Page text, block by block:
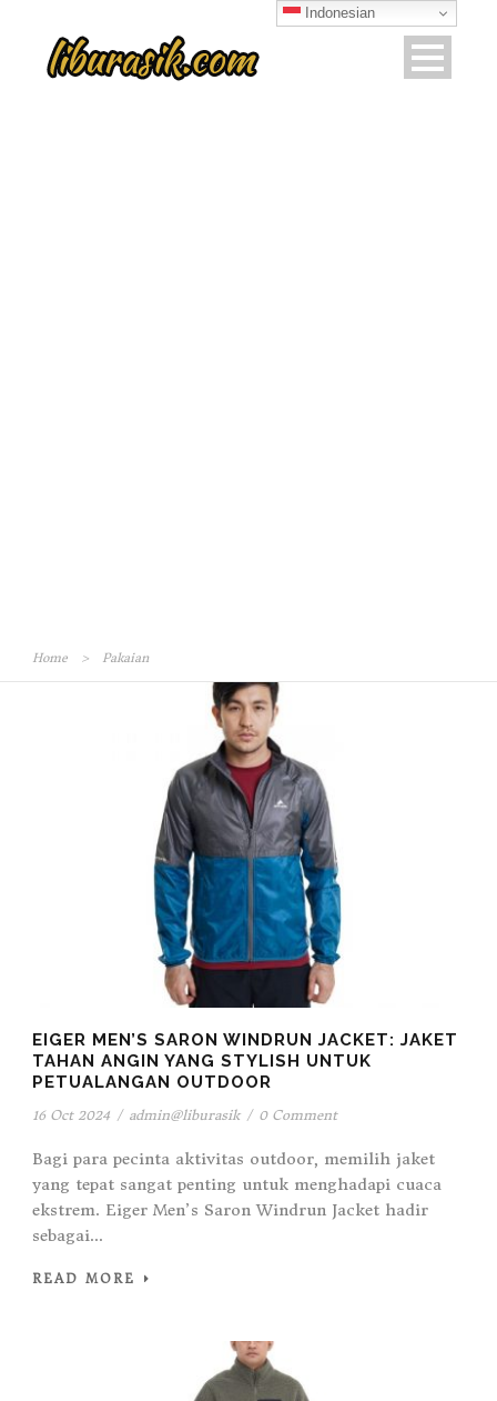
Home > Pakaian
EIGER MEN’S SARON WINDRUN JACKET: JAKET
TAHAN ANGIN YANG STYLISH UNTUK
PETUALANGAN OUTDOOR
16 Oct 2024 / admin@liburasik / 0 Comment
Bagi para pecinta aktivitas outdoor, memilih jaket
yang tepat sangat penting untuk menghadapi cuaca
ekstrem. Eiger Men’s Saron Windrun Jacket hadir
sebagai...
READ MORE
Indonesian